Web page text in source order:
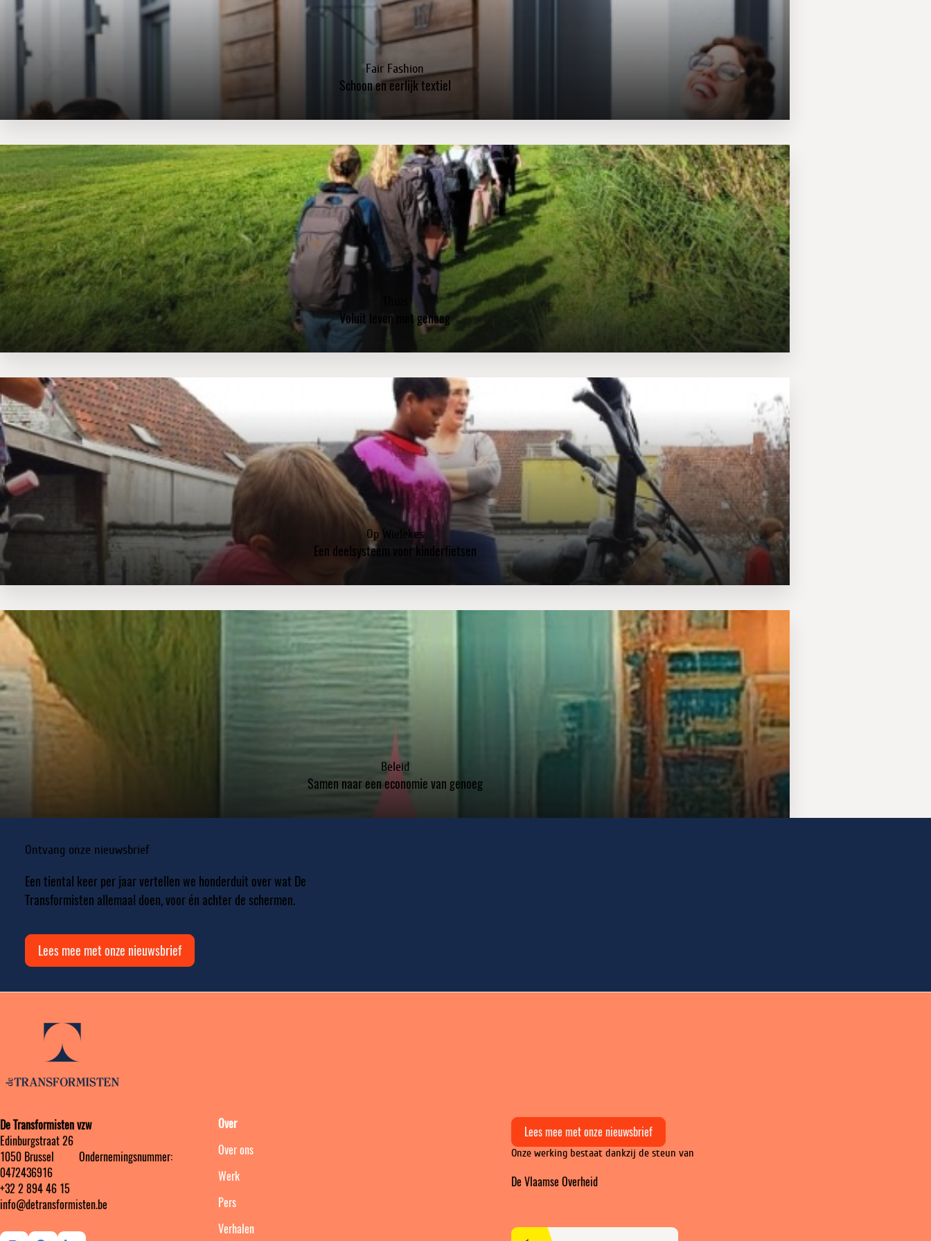
Fair Fashion
Schoon en eerlijk textiel
Voluit leven met genoeg
Op Wielekes
Een deelsysteem voor kinderfietsen
Beleid
Samen naar een economie van genoeg
Ontvang onze nieuwsbrief
Een tiental keer per jaar vertellen we honderduit over wat De
Transformisten allemaal doen, voor én achter de schermen.
Lees mee met onze nieuwsbrief
De Transformisten vzw
Edinburgstraat 26
1050 Brussel ‎ ‎‎‎ ‎ ‎ ‎ ‎ ‎ ‎ Ondernemingsnummer:
0472436916
+32 2 894 46 15
info@detransformisten.be
Over
Over ons
Werk
Pers
Verhalen
Lees mee met onze nieuwsbrief
Onze werking bestaat dankzij de steun van
De Vlaamse Overheid